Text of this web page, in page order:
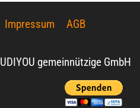
Impressum
AGB
gemeinnützige GmbH